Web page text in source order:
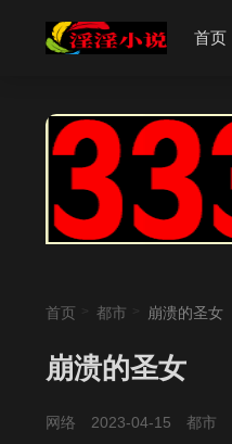
首页
首页 都市 崩溃的圣女
崩溃的圣女
网络 2023-04-15 都市